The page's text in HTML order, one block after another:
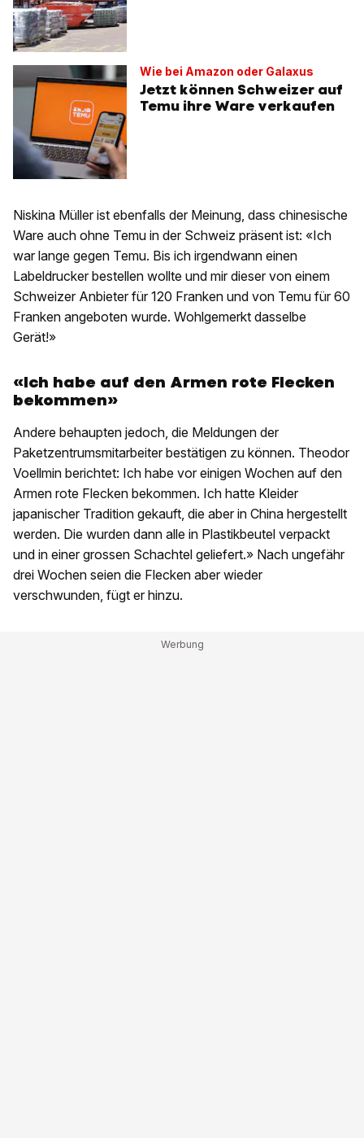
Wie bei Amazon oder Galaxus
Jetzt können Schweizer auf
Temu ihre Ware verkaufen
Niskina Müller ist ebenfalls der Meinung, dass chinesische
Ware auch ohne Temu in der Schweiz präsent ist: «Ich
war lange gegen Temu. Bis ich irgendwann einen
Labeldrucker bestellen wollte und mir dieser von einem
Schweizer Anbieter für 120 Franken und von Temu für 60
Franken angeboten wurde. Wohlgemerkt dasselbe
Gerät!»
«Ich habe auf den Armen rote Flecken
bekommen»
Andere behaupten jedoch, die Meldungen der
Paketzentrumsmitarbeiter bestätigen zu können. Theodor
Voellmin berichtet: Ich habe vor einigen Wochen auf den
Armen rote Flecken bekommen. Ich hatte Kleider
japanischer Tradition gekauft, die aber in China hergestellt
werden. Die wurden dann alle in Plastikbeutel verpackt
und in einer grossen Schachtel geliefert.» Nach ungefähr
drei Wochen seien die Flecken aber wieder
verschwunden, fügt er hinzu.